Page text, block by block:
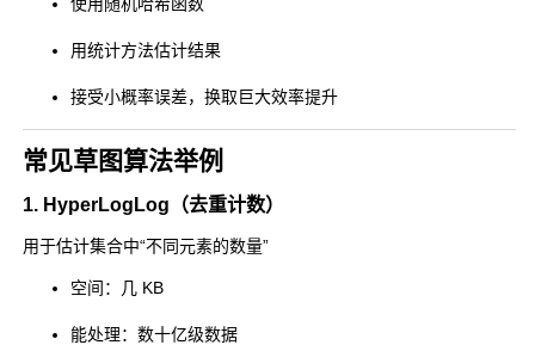
用统计方法估计结果
接受小概率误差，换取巨大效率提升
常见草图算法举例
1. HyperLogLog（去重计数）
用于估计集合中“不同元素的数量”
空间：几 KB
能处理：数十亿级数据